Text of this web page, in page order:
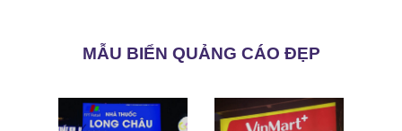
MẪU BIỂN QUẢNG CÁO ĐẸP